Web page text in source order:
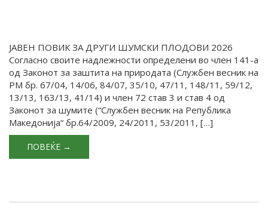
ЈАВЕН ПОВИК ЗА ДРУГИ ШУМСКИ ПЛОДОВИ 2026
Согласно своите надлежности определени во член 141-а
од Законот за заштита на природата (Службен весник на
РМ бр. 67/04, 14/06, 84/07, 35/10, 47/11, 148/11, 59/12,
13/13, 163/13, 41/14) и член 72 став 3 и став 4 од
Законот за шумите (“Службен весник на Република
Македонија“ бр.64/2009, 24/2011, 53/2011, […]
ПОВЕЌЕ →